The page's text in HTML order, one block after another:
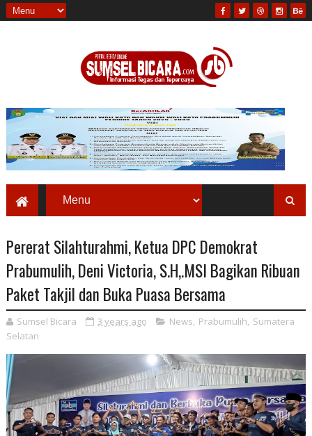
Pererat Silahturahmi, Ketua DPC Demokrat
Prabumulih, Deni Victoria, S.H,.MSI Bagikan Ribuan
Paket Takjil dan Buka Puasa Bersama
Sumsel Bicara 3 years ago News, Prabumulih, Sumatera
Selatan